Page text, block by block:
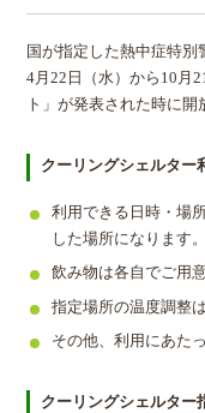
国が指定した熱中症特別
4月22日（水）から10月
ト」が発表された時に開
クーリングシェルター
利用できる日時・場
した場所になります。
飲み物は各自でご用
指定場所の温度調整
その他、利用にあた
クーリングシェルター